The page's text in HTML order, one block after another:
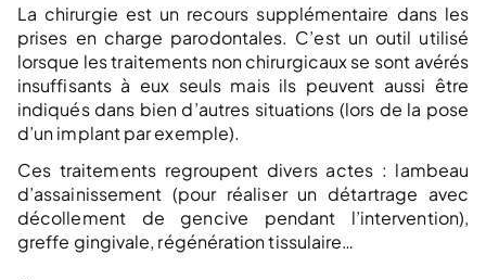
La chirurgie est un recours supplémentaire dans les
prises en charge parodontales. C’est un outil utilisé
lorsque les traitements non chirurgicaux se sont avérés
insuffisants à eux seuls mais ils peuvent aussi être
indiqués dans bien d’autres situations (lors de la pose
d’un implant par exemple).
Ces traitements regroupent divers actes : lambeau
d’assainissement (pour réaliser un détartrage avec
décollement de gencive pendant l’intervention),
greffe gingivale, régénération tissulaire…